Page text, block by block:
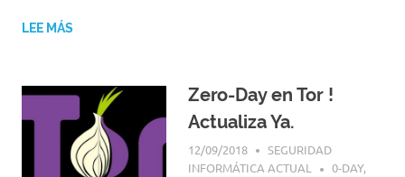
|LEE MÁS
Zero-Day en Tor !
Actualiza Ya.
12/09/2018
SEGURIDAD
INFORMÁTICA ACTUAL
0-DAY,